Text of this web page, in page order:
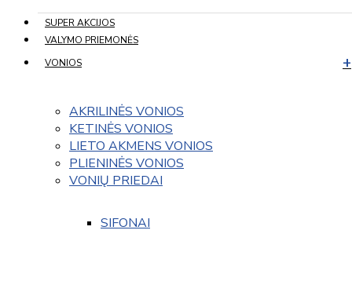
SUPER AKCIJOS
VALYMO PRIEMONĖS
VONIOS
AKRILINĖS VONIOS
KETINĖS VONIOS
LIETO AKMENS VONIOS
PLIENINĖS VONIOS
VONIŲ PRIEDAI
SIFONAI